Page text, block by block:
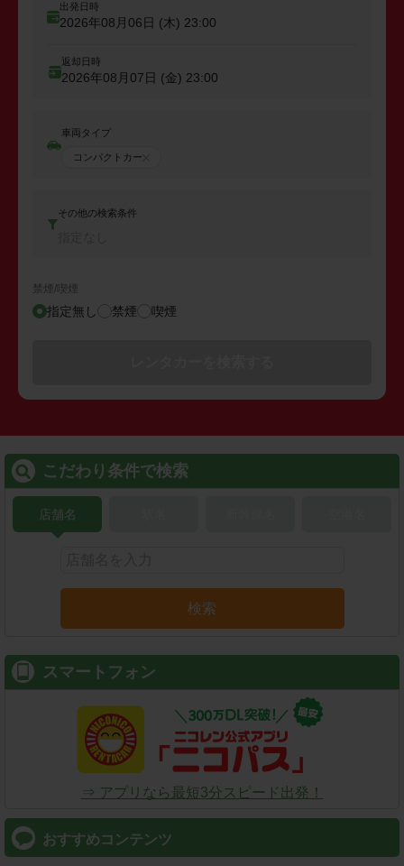
出発日時
2026年08月06日 (木) 23:00
返却日時
2026年08月07日 (金) 23:00
車両タイプ
コンパクトカー
その他の検索条件
禁煙/喫煙
指定無し 禁煙 喫煙
こだわり条件で検索
店舗名
検索
スマートフォン
⇒ アプリなら最短3分スピード出発！
おすすめコンテンツ